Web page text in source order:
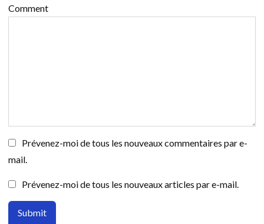
Comment
Prévenez-moi de tous les nouveaux commentaires par e-
mail.
Prévenez-moi de tous les nouveaux articles par e-mail.